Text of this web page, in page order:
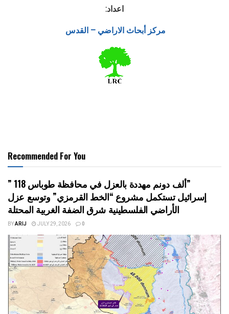
اعداد:
مركز أبحاث الاراضي – القدس
Recommended For You
” 118 ألف دونم مهددة بالعزل في محافظة طوباس”
إسرائيل تستكمل مشروع “الخط القرمزي” وتوسع عزل
الأراضي الفلسطينية شرق الضفة الغربية المحتلة
BYARIJ JULY 29, 2026 0